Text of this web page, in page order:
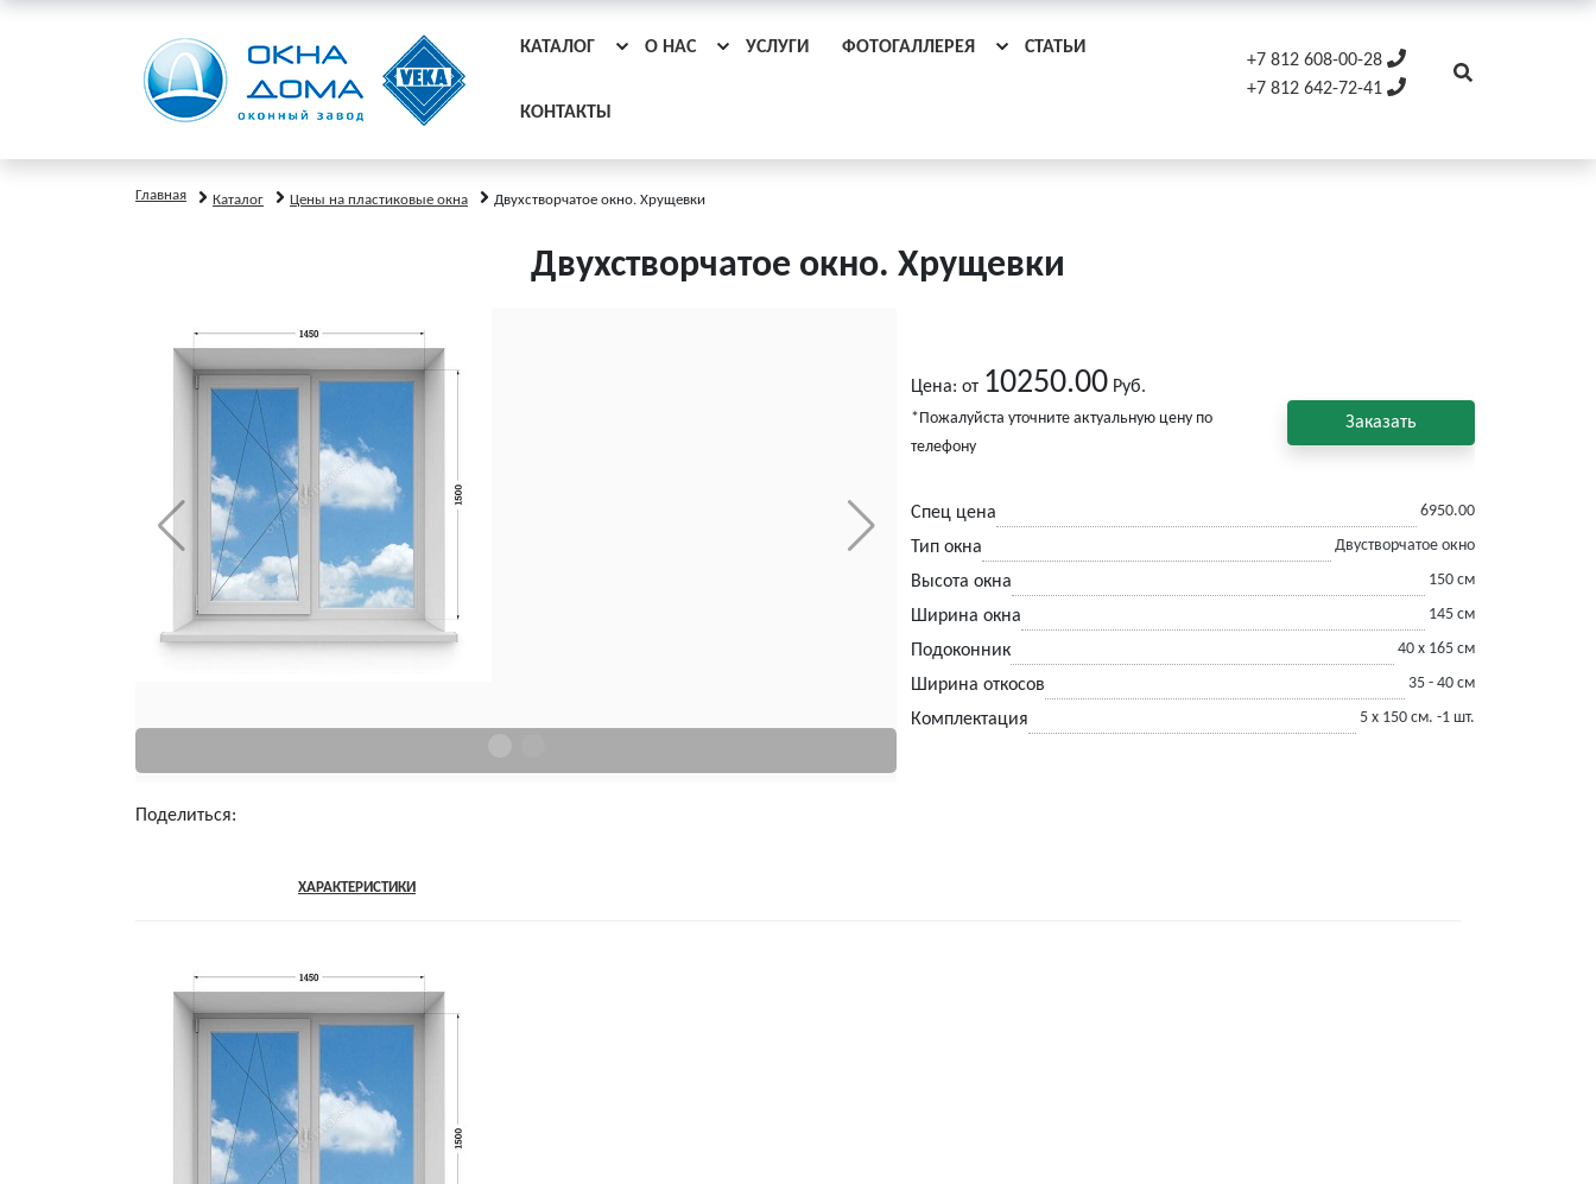
КАТАЛОГ О НАС УСЛУГИ ФОТОГАЛЛЕРЕЯ СТАТЬИ
КОНТАКТЫ
+7 812 608-00-28
+7 812 642-72-41
Главная Каталог Цены на пластиковые окна Двухстворчатое окно. Хрущевки
Двухстворчатое окно. Хрущевки
Поделиться:
Цена: от 10250.00 Руб.
*Пожалуйста уточните актуальную цену по
телефону
Заказать
Спец цена 6950.00
Тип окна Двустворчатое окно
Высота окна 150 см
Ширина окна 145 см
Подоконник 40 х 165 см
Ширина откосов 35 - 40 см
Комплектация 5 х 150 см. -1 шт.
ХАРАКТЕРИСТИКИ